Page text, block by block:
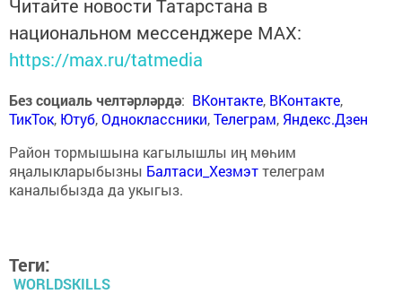
Читайте новости Татарстана в
национальном мессенджере MАХ:
https://max.ru/tatmedia
Без социаль челтәрләрдә: ВКонтакте, ВКонтакте,
ТикТок, Ютуб,Одноклассники,Телеграм, Яндекс.Дзен
Район тормышына кагылышлы иң мөһим
яңалыкларыбызны Балтаси_Хезмэттелеграм
каналыбызда да укыгыз.
Теги:
WORLDSKILLS